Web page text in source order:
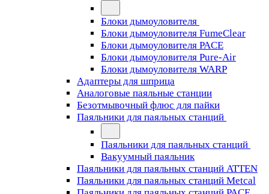
Блоки дымоуловителя
Блоки дымоуловителя FumeClear
Блоки дымоуловителя PACE
Блоки дымоуловителя Pure-Air
Блоки дымоуловителя WARP
Адаптеры для шприца
Аналоговые паяльные станции
Безотмывочный флюс для пайки
Паяльники для паяльных станций
Паяльники для паяльных станций
Вакуумный паяльник
Паяльники для паяльных станций ATTEN
Паяльники для паяльных станций Metcal